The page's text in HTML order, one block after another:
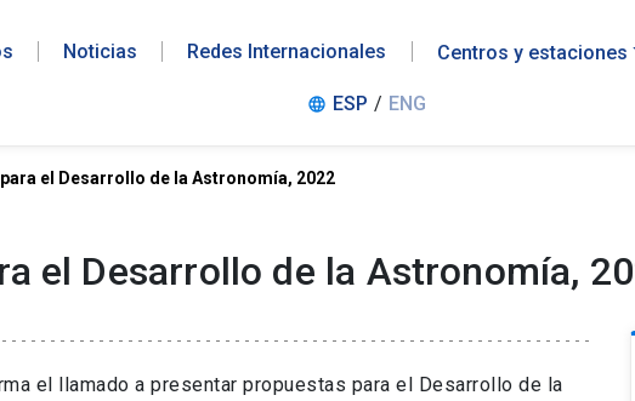
Noticias Redes Internacionales Centros y estaciones
language ESP / ENG
el Desarrollo de la Astronomía, 2022
el Desarrollo de la Astronomía,
el llamado a presentar propuestas para el Desarrollo de la